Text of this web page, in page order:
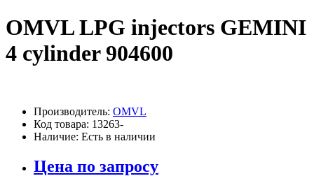
OMVL LPG injectors GEMINI
4 cylinder 904600
Производитель: OMVL
Код товара: 13263-
Наличие: Есть в наличии
Цена по запросу